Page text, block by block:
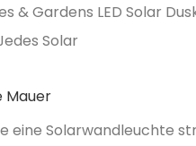
& Gardens LED Solar
Solar
Mauer
eine Solarwandleuchte